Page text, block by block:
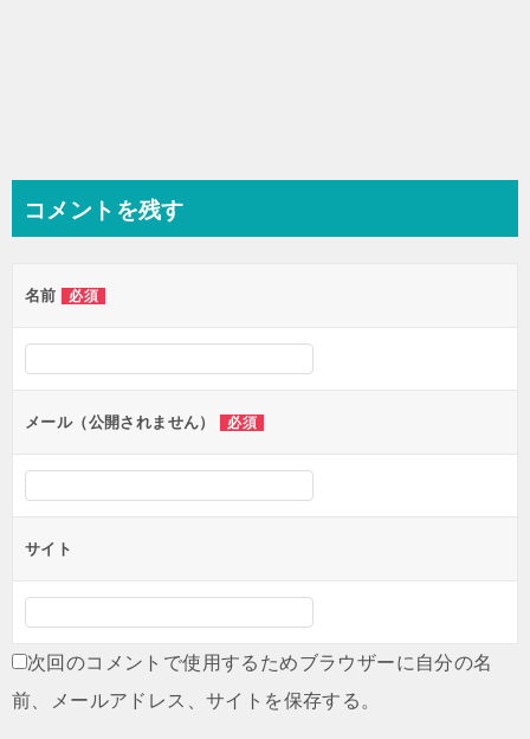
コメントを残す
名前 必須
メール（公開されません） 必須
サイト
次回のコメントで使用するためブラウザーに自分の名
前、メールアドレス、サイトを保存する。